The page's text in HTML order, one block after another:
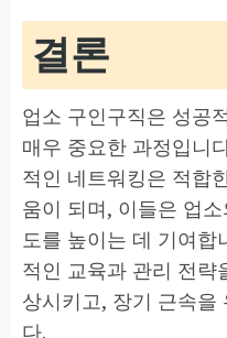
결론
업소 구인구직은 성공
매우 중요한 과정입니
적인 네트워킹은 적합
움이 되며, 이들은 업
도를 높이는 데 기여합
적인 교육과 관리 전략
상시키고, 장기 근속을
다.